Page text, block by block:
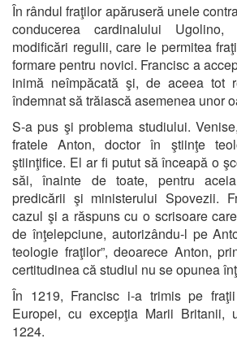
În rândul fraţilor apăruseră unele
conducerea cardinalului
modificări regulii, care le permitea
formare pentru novici. Francisc a
inimă neîmpăcată şi, de aceea tot
îndemnat să trăiască asemenea unor
S-a pus şi problema studiului.
fratele Anton, doctor în ştiinţe
ştiinţifice. El ar fi putut să înceapă o
săi, înainte de toate, pentru
predicării şi ministerului Spovezii.
cazul şi a răspuns cu o scrisoare
de înţelepciune, autorizându-l pe
teologie fraţilor”, deoarece Anton,
certitudinea că studiul nu se opunea
În 1219, Francisc i-a trimis pe
Europei, cu excepţia Marii Britanii,
1224.